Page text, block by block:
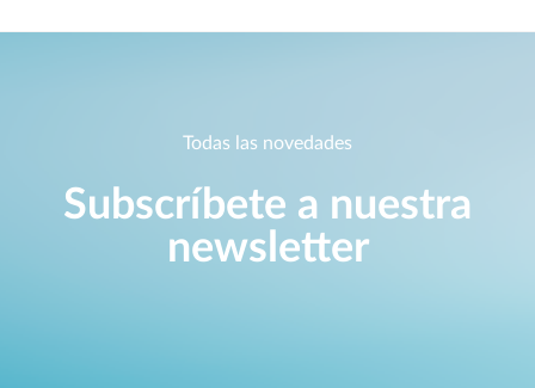
Todas las novedades
Subscríbete a nuestra
newsletter